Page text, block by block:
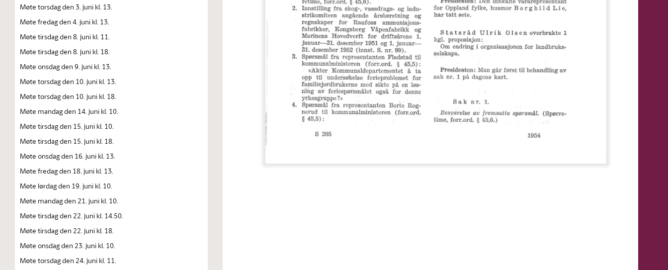
Møte torsdag den 3. juni kl. 13.
Møte fredag den 4. juni kl. 13.
Møte tirsdag den 8. juni kl. 11.
Møte tirsdag den 8. juni kl. 18.
Møte onsdag den 9. juni kl. 13.
Møte torsdag den 10. juni kl. 13.
Møte torsdag den 10. juni kl. 18.
Møte mandag den 14. juni kl. 10.
Møte tirsdag den 15. juni kl. 10.
Møte tirsdag den 15. juni kl. 18.
Møte onsdag den 16. juni kl. 13.
Møte fredag den 18. juni kl. 13.
Møte lørdag den 19. juni kl. 10.
Møte mandag den 21. juni kl. 10.
Møte tirsdag den 22. juni kl. 14.50.
Møte tirsdag den 22. juni kl. 18.
Møte onsdag den 23. juni kl. 10.
Møte torsdag den 24. juni kl. 11.